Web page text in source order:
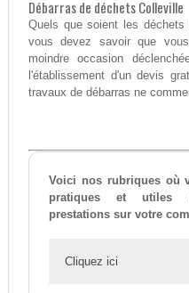
Débarras de déchets Colleville
Quels que soient les
vous devez savoir que
moindre occasion
l'établissement d'un devis
travaux de débarras ne
Voici nos rubriques où
pratiques et utiles
prestations sur votre
Cliquez ici